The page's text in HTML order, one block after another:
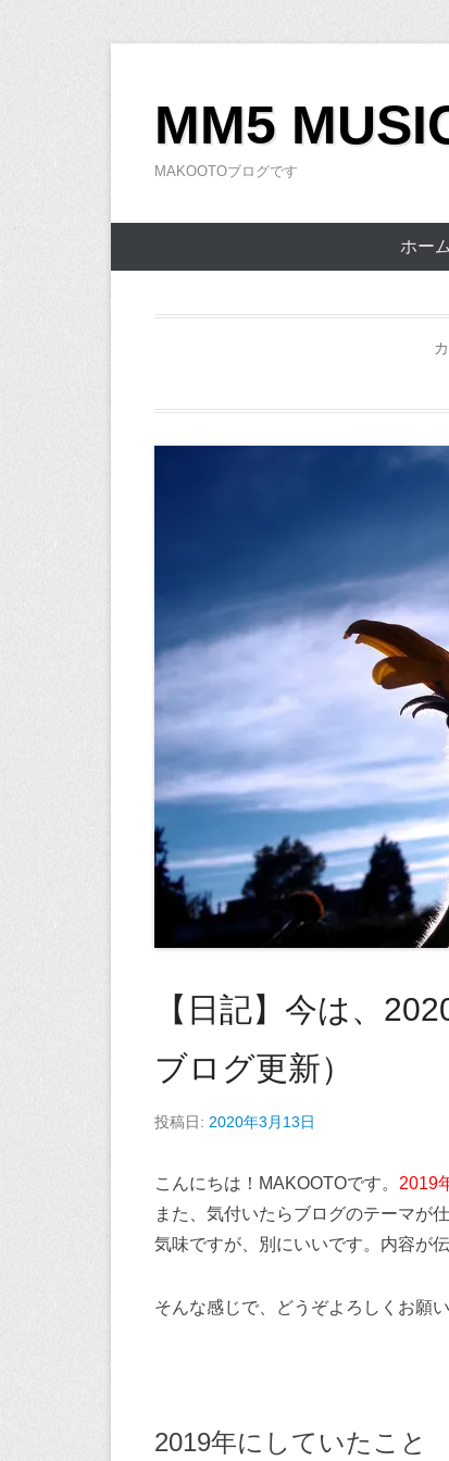
キ
MM5
MAKOOTOブログです
ホーム
【日記】今は、
ブログ更新）
投稿日: 2020年3月13日
こんにちは！MAKOOTOです。 2019
また、気付いたらブログのテーマが
気味ですが、別にいいです。内容が
そんな感じで、どうぞよろしくお願
2019年にしていたこと